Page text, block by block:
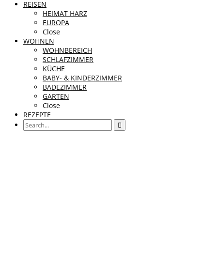
REISEN
HEIMAT HARZ
EUROPA
Close
WOHNEN
WOHNBEREICH
SCHLAFZIMMER
KÜCHE
BABY- & KINDERZIMMER
BADEZIMMER
GARTEN
Close
REZEPTE